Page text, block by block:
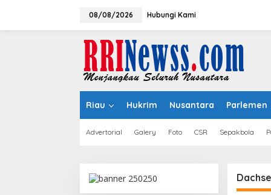
08/08/2026 Hubungi Kami
Riau Hukrim Nusantara Parlemen
Advertorial Galery Foto CSR Sepakbola